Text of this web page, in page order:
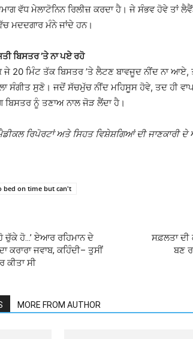
ਵੱਧ ਮੇਲਾਟੋਨਿਨ ਰਿਲੀਜ਼ ਕਰਦਾ ਹੈ। ਜੇ ਸੰਭਵ ਹੋਵੇ
ਮਦਦਗਾਰ ਮੰਨੇ ਜਾਂਦੇ ਹਨ।
ਬਿਸਤਰ ’ਤੇ ਨਾ ਪਏ ਰਹੋ
ਜੇ 20 ਮਿੰਟ ਤੱਕ ਬਿਸਤਰ ’ਤੇ ਲੈਟਣ ਬਾਵਜੂਦ ਨੀਂਦ ਨਾ
ਸੰਗੀਤ ਸੁਣੋ। ਜਦੋਂ ਸੱਚਮੁੱਚ ਨੀਂਦ ਮਹਿਸੂਸ ਹੋਵੇ, ਤਦ ਹੀ
ਬਿਸਤਰ ਨੂੰ ਤਣਾਅ ਨਾਲ ਜੋੜ ਲੈਂਦਾ ਹੈ।
ਰਿਪੋਰਟਾਂ ਅਤੇ ਸਿਹਤ ਵਿਸ਼ੇਸ਼ਗਿਆਂ ਦੀ ਜਾਣਕਾਰੀ ਦੇ
bed on time but can't
ਚੁੱਕੇ ਹੋ…’ ਏਆਰ ਰਹਿਮਾਨ ਦੇ
ਕਰਾਰਾ ਜਵਾਬ, ਕਹਿੰਦੀ– ਤੁਸੀਂ
ਕੀਤਾ ਸੀ
ਸਫ਼ਲਤਾ
ਬਣ
MORE FROM AUTHOR